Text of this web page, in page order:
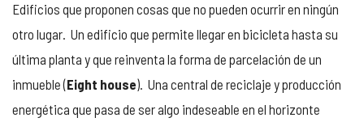
Edificios que proponen cosas que no pueden ocurrir en ningún
otro lugar. Un edificio que permite llegar en bicicleta hasta su
última planta y que reinventa la forma de parcelación de un
inmueble (Eight house). Una central de reciclaje y producción
energética que pasa de ser algo indeseable en el horizonte